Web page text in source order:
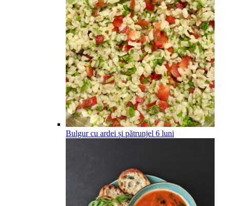
Bulgur cu ardei și pătrunjel 6 luni